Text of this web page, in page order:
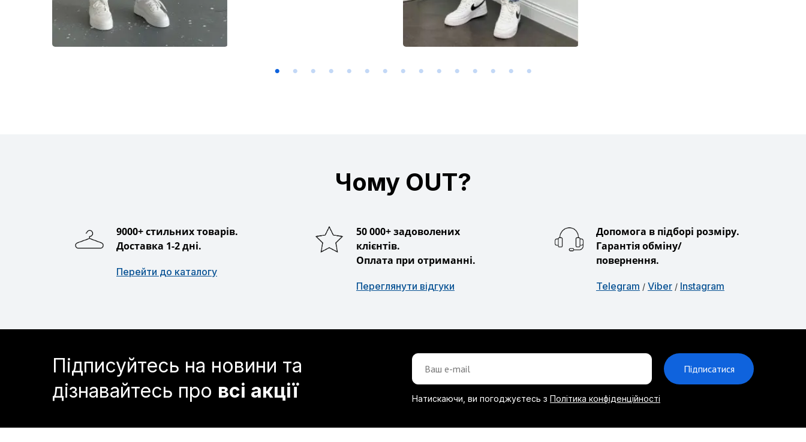
Чому OUT?
9000+ стильних товарів.
Доставка 1-2 дні.
Перейти до каталогу
50 000+ задоволених
клієнтів.
Оплата при отриманні.
Переглянути відгуки
Допомога в підборі розміру.
Гарантія обміну/
повернення.
Telegram / Viber / Instagram
Підписуйтесь на новини та
дізнавайтесь про всі акції
Підписатися
Натискаючи, ви погоджуєтесь з Політика конфіденційності